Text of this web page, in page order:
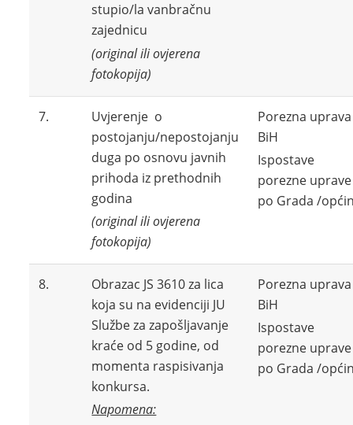
stupio/la vanbračnu
zajednicu
(original ili ovjerena
fotokopija)
7.
Uvjerenje o
postojanju/nepostojanju
duga po osnovu javnih
prihoda iz prethodnih
godina
(original ili ovjerena
fotokopija)
Porezna uprava
BiH
Ispostave
porezne uprave
po Grada /
8.
Obrazac JS 3610 za lica
koja su na evidenciji JU
Službe za zapošljavanje
kraće od 5 godine, od
momenta raspisivanja
konkursa.
Napomena:
Porezna uprava
BiH
Ispostave
porezne uprave
po Grada /